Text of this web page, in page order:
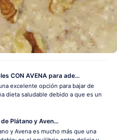
CON AVENA para ade...
excelente opción para bajar de
dieta saludable debido a que es un
Plátano y Aven...
y Avena es mucho más que una